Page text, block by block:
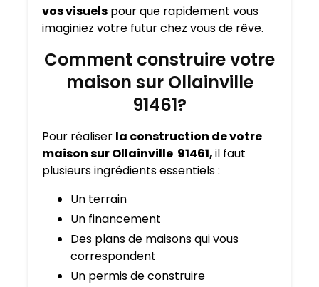
vos visuels pour que rapidement vous
imaginiez votre futur chez vous de rêve.
Comment construire votre
maison sur Ollainville
91461?
Pour réaliser la construction de votre
maison sur Ollainville 91461,il faut
plusieurs ingrédients essentiels :
Un terrain
Un financement
Des plans de maisons qui vous
correspondent
Un permis de construire